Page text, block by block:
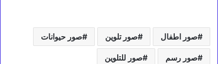
صور اطفال صور تلوين صور حيوانات
صور رسم صور للتلوين